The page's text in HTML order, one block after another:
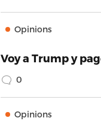
Opinions
Voy a Trump y
0
Opinions